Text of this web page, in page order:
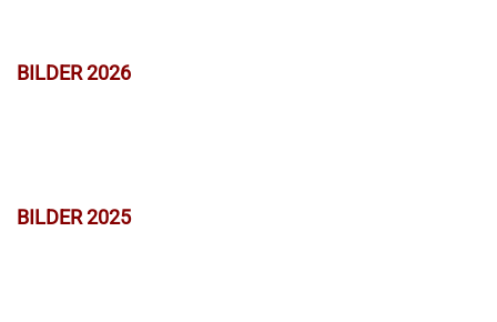
BILDER 2026
BILDER 2025